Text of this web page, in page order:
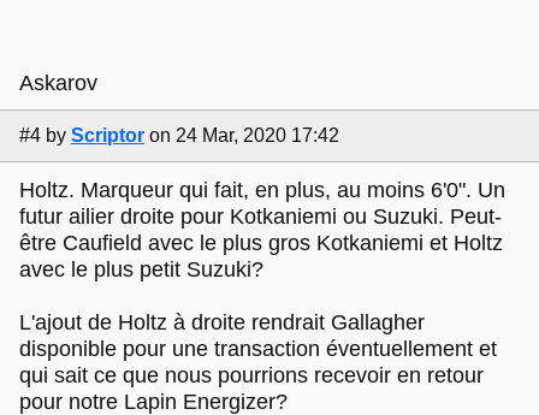
Askarov
#4 by Scriptor on 24 Mar, 2020 17:42
Holtz. Marqueur qui fait, en plus, au moins 6'0". Un
futur ailier droite pour Kotkaniemi ou Suzuki. Peut-
être Caufield avec le plus gros Kotkaniemi et Holtz
avec le plus petit Suzuki?
L'ajout de Holtz à droite rendrait Gallagher
disponible pour une transaction éventuellement et
qui sait ce que nous pourrions recevoir en retour
pour notre Lapin Energizer?